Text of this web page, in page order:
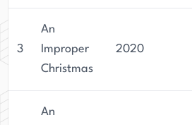
3
An
Improper
Christmas
2020
An